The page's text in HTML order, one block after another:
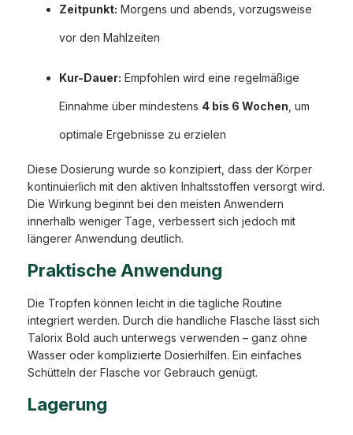
Zeitpunkt: Morgens und abends, vorzugsweise
vor den Mahlzeiten
Kur-Dauer: Empfohlen wird eine regelmäßige
Einnahme über mindestens 4 bis 6 Wochen , um
optimale Ergebnisse zu erzielen
Diese Dosierung wurde so konzipiert, dass der Körper
kontinuierlich mit den aktiven Inhaltsstoffen versorgt wird.
Die Wirkung beginnt bei den meisten Anwendern
innerhalb weniger Tage, verbessert sich jedoch mit
längerer Anwendung deutlich.
Praktische Anwendung
Die Tropfen können leicht in die tägliche Routine
integriert werden. Durch die handliche Flasche lässt sich
Talorix Bold auch unterwegs verwenden – ganz ohne
Wasser oder komplizierte Dosierhilfen. Ein einfaches
Schütteln der Flasche vor Gebrauch genügt.
Lagerung